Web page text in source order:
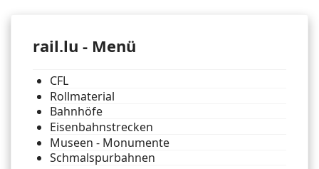
rail.lu - Menü
CFL
Rollmaterial
Bahnhöfe
Eisenbahnstrecken
Museen - Monumente
Schmalspurbahnen